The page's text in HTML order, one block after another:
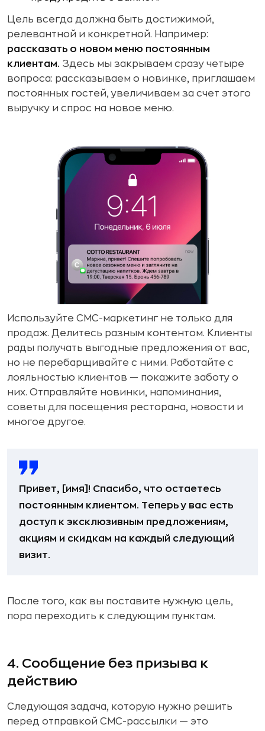
Цель всегда должна быть достижимой,
релевантной и конкретной. Например:
рассказать о новом меню постоянным
клиентам. Здесь мы закрываем сразу четыре
вопроса: рассказываем о новинке, приглашаем
постоянных гостей, увеличиваем за счет этого
выручку и спрос на новое меню.
Используйте СМС-маркетинг не только для
продаж. Делитесь разным контентом. Клиенты
рады получать выгодные предложения от вас,
но не перебарщивайте с ними. Работайте с
лояльностью клиентов — покажите заботу о
них. Отправляйте новинки, напоминания,
советы для посещения ресторана, новости и
многое другое.
Привет, ​[имя]​! Спасибо, что остаетесь
постоянным клиентом. Теперь у вас есть
доступ к эксклюзивным предложениям,
акциям и скидкам на каждый следующий
визит.
После того, как вы поставите нужную цель,
пора переходить к следующим пунктам.
4. Сообщение без призыва к
действию
Следующая задача, которую нужно решить
перед отправкой СМС-рассылки — это